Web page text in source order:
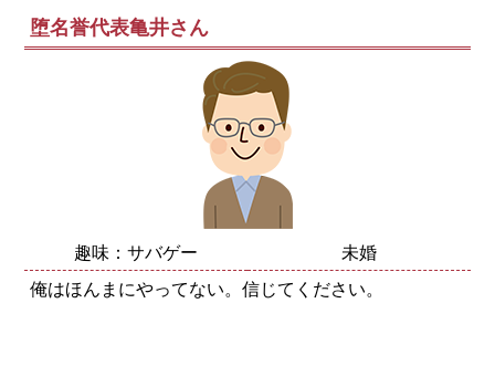
堕名誉代表亀井さん
趣味：サバゲー
未婚
俺はほんまにやってない。信じてください。